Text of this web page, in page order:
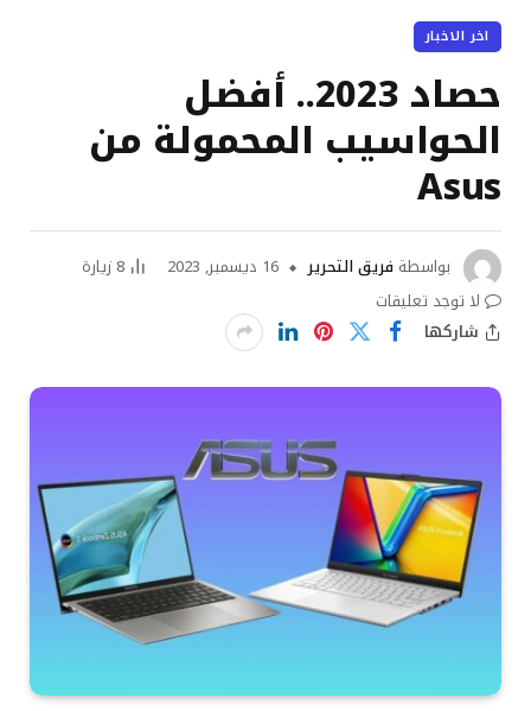
اخر الاخبار
حصاد 2023.. أفضل
الحواسيب المحمولة من
Asus
بواسطة فريق التحرير 16 ديسمبر, 2023 8 زيارة
لا توجد تعليقات
شاركها